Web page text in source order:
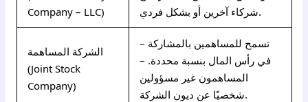
Company – LLC)
شركاء آخرين أو بشكل فردي.
الشركة المساهمة
(Joint Stock
Company)
– تسمح للمساهمين بالمشاركة
في رأس المال بنسبة محددة. –
المساهمون غير مسؤولين
شخصيًا عن ديون الشركة.